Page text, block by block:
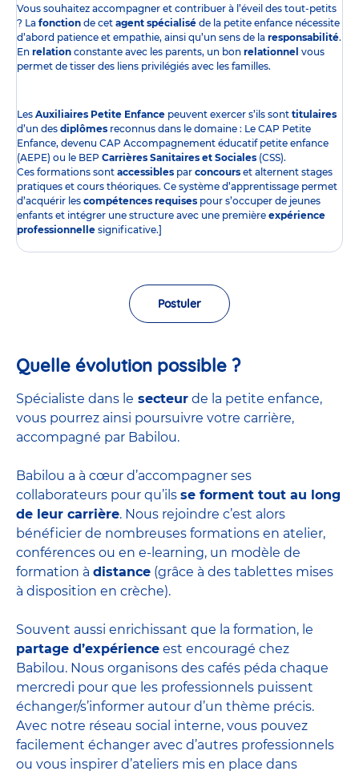
Vous souhaitez accompagner et contribuer à l’éveil des tout-petits
? La fonction de cet agent spécialisé de la petite enfance nécessite
d’abord patience et empathie, ainsi qu’un sens de la responsabilité.
En relation constante avec les parents, un bon relationnel vous
permet de tisser des liens privilégiés avec les familles.
Les Auxiliaires Petite Enfance peuvent exercer s’ils sont titulaires
d’un des diplômes reconnus dans le domaine : Le CAP Petite
Enfance, devenu CAP Accompagnement éducatif petite enfance
(AEPE) ou le BEP Carrières Sanitaires et Sociales (CSS).
Ces formations sont accessibles par concours et alternent stages
pratiques et cours théoriques. Ce système d’apprentissage permet
d’acquérir les compétences requises pour s’occuper de jeunes
enfants et intégrer une structure avec une première expérience
professionnelle significative.]
Postuler
Quelle évolution possible ?
Spécialiste dans le secteur de la petite enfance,
vous pourrez ainsi poursuivre votre carrière,
accompagné par Babilou.
Babilou a à cœur d’accompagner ses
collaborateurs pour qu’ils se forment tout au long
de leur carrière. Nous rejoindre c’est alors
bénéficier de nombreuses formations en atelier,
conférences ou en e-learning, un modèle de
formation à distance (grâce à des tablettes mises
à disposition en crèche).
Souvent aussi enrichissant que la formation, le
partage d’expérience est encouragé chez
Babilou. Nous organisons des cafés péda chaque
mercredi pour que les professionnels puissent
échanger/s’informer autour d’un thème précis.
Avec notre réseau social interne, vous pouvez
facilement échanger avec d’autres professionnels
ou vous inspirer d’ateliers mis en place dans